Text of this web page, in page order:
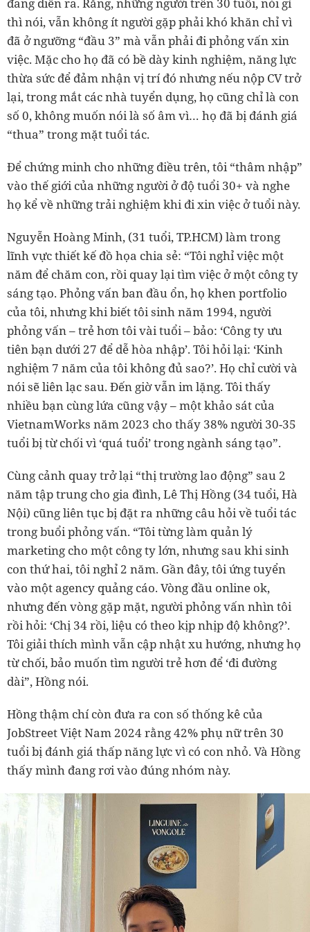
thì nói, vẫn không ít người gặp phải khó khăn chỉ vì
đã ở ngưỡng “đầu 3” mà vẫn phải đi phỏng vấn xin
việc. Mặc cho họ đã có bề dày kinh nghiệm, năng lực
thừa sức để đảm nhận vị trí đó nhưng nếu nộp CV trở
lại, trong mắt các nhà tuyển dụng, họ cũng chỉ là con
số 0, không muốn nói là số âm vì… họ đã bị đánh giá
“thua” trong mặt tuổi tác.
Để chứng minh cho những điều trên, tôi “thâm nhập”
vào thế giới của những người ở độ tuổi 30+ và nghe
họ kể về những trải nghiệm khi đi xin việc ở tuổi này.
Nguyễn Hoàng Minh, (31 tuổi, TP.HCM) làm trong
lĩnh vực thiết kế đồ họa chia sẻ: “Tôi nghỉ việc một
năm để chăm con, rồi quay lại tìm việc ở một công ty
sáng tạo. Phỏng vấn ban đầu ổn, họ khen portfolio
của tôi, nhưng khi biết tôi sinh năm 1994, người
phỏng vấn – trẻ hơn tôi vài tuổi – bảo: ‘Công ty ưu
tiên bạn dưới 27 để dễ hòa nhập’. Tôi hỏi lại: ‘Kinh
nghiệm 7 năm của tôi không đủ sao?’. Họ chỉ cười và
nói sẽ liên lạc sau. Đến giờ vẫn im lặng. Tôi thấy
nhiều bạn cùng lứa cũng vậy – một khảo sát của
VietnamWorks năm 2023 cho thấy 38% người 30-35
tuổi bị từ chối vì ‘quá tuổi’ trong ngành sáng tạo”.
Cùng cảnh quay trở lại “thị trường lao động” sau 2
năm tập trung cho gia đình, Lê Thị Hồng (34 tuổi, Hà
Nội) cũng liên tục bị đặt ra những câu hỏi về tuổi tác
trong buổi phỏng vấn. “Tôi từng làm quản lý
marketing cho một công ty lớn, nhưng sau khi sinh
con thứ hai, tôi nghỉ 2 năm. Gần đây, tôi ứng tuyển
vào một agency quảng cáo. Vòng đầu online ok,
nhưng đến vòng gặp mặt, người phỏng vấn nhìn tôi
rồi hỏi: ‘Chị 34 rồi, liệu có theo kịp nhịp độ không?’.
Tôi giải thích mình vẫn cập nhật xu hướng, nhưng họ
từ chối, bảo muốn tìm người trẻ hơn để ‘đi đường
dài”, Hồng nói.
Hồng thậm chí còn đưa ra con số thống kê của
JobStreet Việt Nam 2024 rằng 42% phụ nữ trên 30
tuổi bị đánh giá thấp năng lực vì có con nhỏ. Và Hồng
thấy mình đang rơi vào đúng nhóm này.